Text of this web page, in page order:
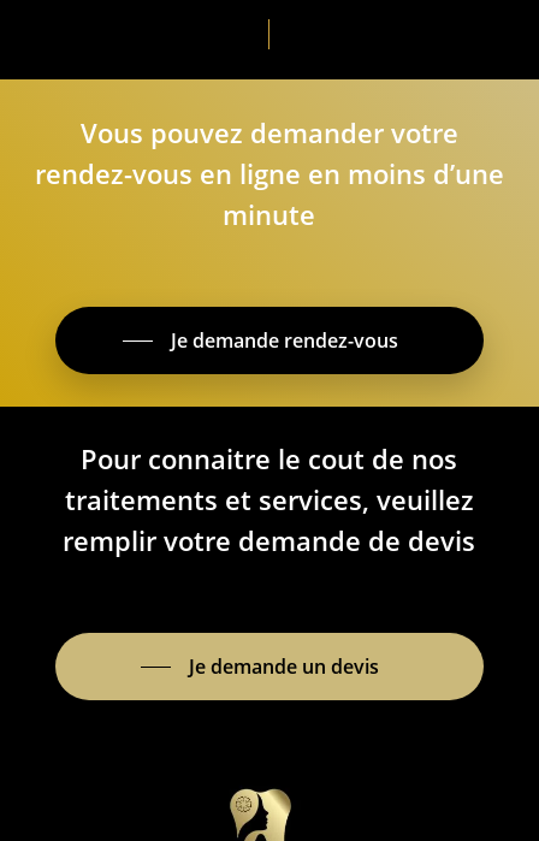
Vous pouvez demander votre
rendez-vous en ligne en moins d’une
minute
Je demande rendez-vous
Pour connaitre le cout de nos
traitements et services, veuillez
remplir votre demande de devis
Je demande un devis